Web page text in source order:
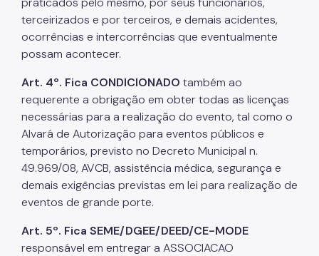
terceirizados e por terceiros, e demais acidentes,
ocorrências e intercorrências que eventualmente
possam acontecer.
Art. 4º. Fica CONDICIONADO também ao
requerente a obrigação em obter todas as licenças
necessárias para a realização do evento, tal como o
Alvará de Autorização para eventos públicos e
temporários, previsto no Decreto Municipal n.
49.969/08, AVCB, assistência médica, segurança e
demais exigências previstas em lei para realização de
eventos de grande porte.
Art. 5º. Fica SEME/DGEE/DEED/CE-MODE
responsável em entregar a ASSOCIACAO